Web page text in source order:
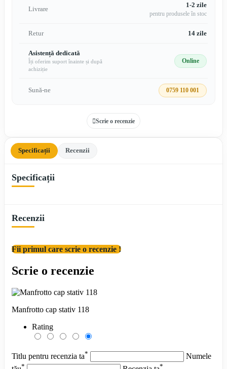
Livrare
1-2 zile
pentru produsele în stoc
Retur 14 zile
Asistență dedicată
Îți oferim suport înainte și după
achiziție
Online
Sună-ne 0759 110 001
Scrie o recenzie
Specificații Recenzii
Specificații
Recenzii
Fii primul care scrie o recenzie !
Scrie o recenzie
Manfrotto cap stativ 118
Rating
Titlu pentru recenzia ta*
Numele
* *